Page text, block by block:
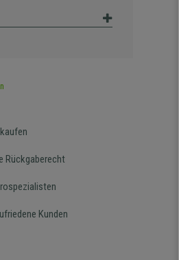
Rückgaberecht
Kunden